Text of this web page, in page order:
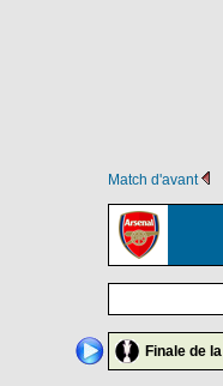
Match d'avant
Finale de la